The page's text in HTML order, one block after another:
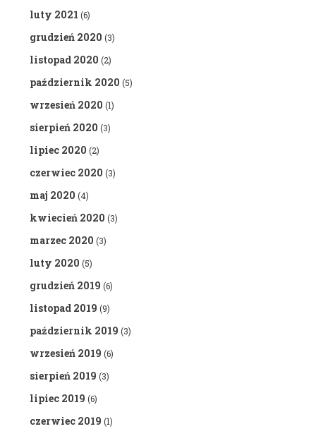
luty 2021 (6)
grudzień 2020 (3)
listopad 2020 (2)
październik 2020 (5)
wrzesień 2020 (1)
sierpień 2020 (3)
lipiec 2020 (2)
czerwiec 2020 (3)
maj 2020 (4)
kwiecień 2020 (3)
marzec 2020 (3)
luty 2020 (5)
grudzień 2019 (6)
listopad 2019 (9)
październik 2019 (3)
wrzesień 2019 (6)
sierpień 2019 (3)
lipiec 2019 (6)
czerwiec 2019 (1)